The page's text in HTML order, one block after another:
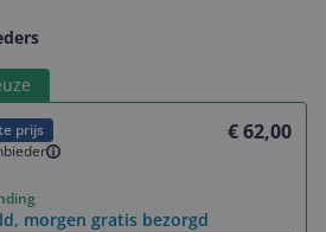
prijs
€ 62,00
morgen gratis bezorgd